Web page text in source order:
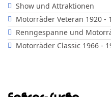
Show und Attraktionen
Motorräder Veteran 1920 -
Renngespanne und
Motorräder Classic 1966 -